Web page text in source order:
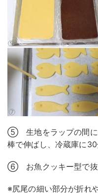
⑤ 生地をラップの間に
棒で伸ばし、冷蔵庫に30
⑥ お魚クッキー型で抜
※尻尾の細い部分が折れ